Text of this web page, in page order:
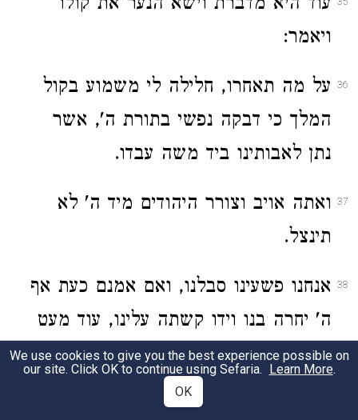
ויאמר:
36
על מה תאחרו, חלילה לי משמוע בקול
המלך כי דבקה נפשי בתורת ה', אשר
נתן לאבותינו ביד משה עבדו.
37
ואתה אויב וצורר היהודים מיד ה' לא
תינצל.
38
אנחנו פשעינו סבלנו, ואם אמנם כעת אף
ה' יחרה בנו וידו קשתה עלינו, עוד מעט
ישוב וירחם עלינו.
ואתה בן בלייעל ואיש דמים אשר אין
We use cookies to give you the best experience possible on
our site. Click OK to continue using Sefaria. Learn More.
OK